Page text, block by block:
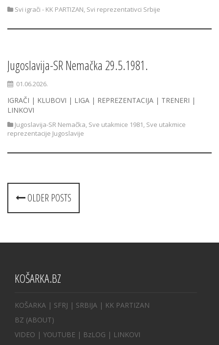
Svi igrači - KK PARTIZAN, Svi reprezentativci Srbije
Jugoslavija-SR Nemačka 29.5.1981.
01.06.2026.
IGRAČI | KLUBOVI | LIGA | REPREZENTACIJA | TRENERI |
LINKOVI
Jugoslavija-SR Nemačka, Sve utakmice 1981, Sve utakmice
reprezentacije Jugoslavije
Posts
navigation
OLDER POSTS
KOŠARKA.BZ
KOŠARKA | SFRJ | SRBIJA | KK PARTIZAN
BZ (ABOUT)
VIDEO | YOUTUBE | BzLOG | LINKOVI